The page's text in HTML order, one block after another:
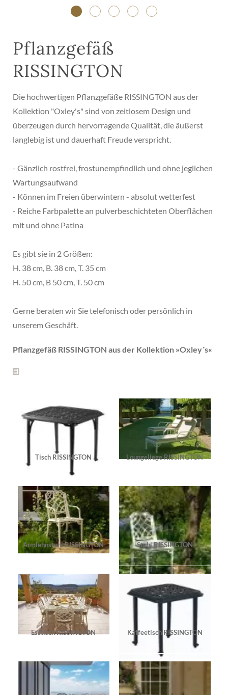
Pflanzgefäß
RISSINGTON
Die hochwertigen Pflanzgefäße RISSINGTON aus der
Kollektion "Oxley's" sind von zeitlosem Design und
überzeugen durch hervorragende Qualität, die äußerst
langlebig ist und dauerhaft Freude verspricht.
- Gänzlich rostfrei, frostunempfindlich und ohne jeglichen
Wartungsaufwand
- Können im Freien überwintern - absolut wetterfest
- Reiche Farbpalette an pulverbeschichteten Oberflächen
mit und ohne Patina
Es gibt sie in 2 Größen:
H. 38 cm, B. 38 cm, T. 35 cm
H. 50 cm, B 50 cm, T. 50 cm
Gerne beraten wir Sie telefonisch oder persönlich in
unserem Geschäft.
Pflanzgefäß RISSINGTON aus der Kollektion »Oxley´s«
Tisch RISSINGTON Loungeliege RISSINGTON
Armlehnstuhl RISSINGTON Stuhl RISSINGTON
Esstisch RISSINGTON Kaffeetisch RISSINGTON